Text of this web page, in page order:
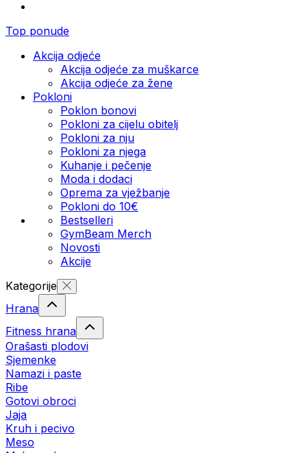
Top ponude
Akcija odjeće
Akcija odjeće za muškarce
Akcija odjeće za žene
Pokloni
Poklon bonovi
Pokloni za cijelu obitelj
Pokloni za nju
Pokloni za njega
Kuhanje i pečenje
Moda i dodaci
Oprema za vježbanje
Pokloni do 10€
Bestselleri
GymBeam Merch
Novosti
Akcije
Kategorije
Hrana
Fitness hrana
Orašasti plodovi
Sjemenke
Namazi i paste
Ribe
Gotovi obroci
Jaja
Kruh i pecivo
Meso